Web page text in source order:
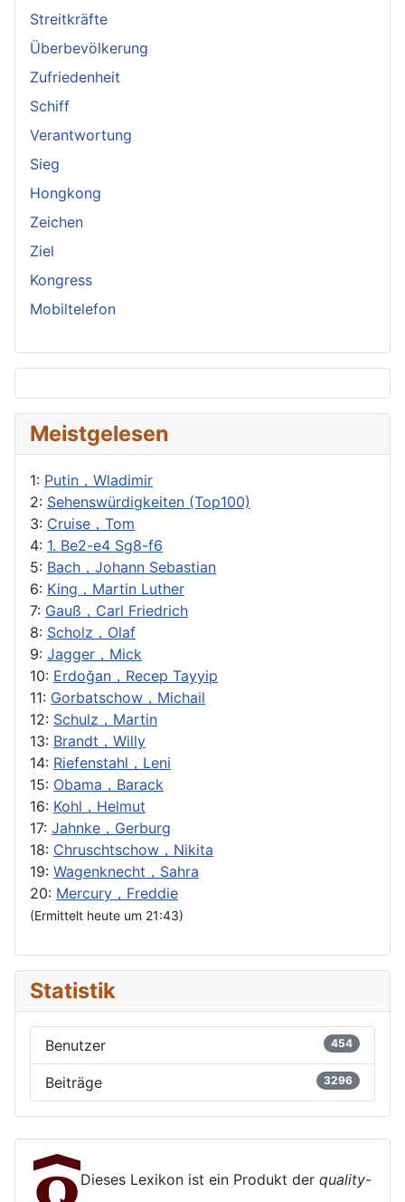
Streitkräfte
Überbevölkerung
Zufriedenheit
Schiff
Verantwortung
Sieg
Hongkong
Zeichen
Ziel
Kongress
Mobiltelefon
Meistgelesen
1: Putin，Wladimir
2: Sehenswürdigkeiten (Top100)
3: Cruise，Tom
4: 1. Be2-e4 Sg8-f6
5: Bach，Johann Sebastian
6: King，Martin Luther
7: Gauß，Carl Friedrich
8: Scholz，Olaf
9: Jagger，Mick
10: Erdoğan，Recep Tayyip
11: Gorbatschow，Michail
12: Schulz，Martin
13: Brandt，Willy
14: Riefenstahl，Leni
15: Obama，Barack
16: Kohl，Helmut
17: Jahnke，Gerburg
18: Chruschtschow，Nikita
19: Wagenknecht，Sahra
20: Mercury，Freddie
(Ermittelt heute um 21:43)
Statistik
Benutzer 454
Beiträge 3296
Dieses Lexikon ist ein Produkt der quality-